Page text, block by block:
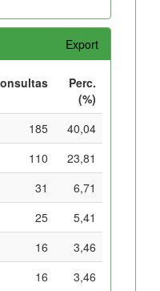
Export
Perc.
(%)
185
40,04
110
23,81
31
6,71
25
5,41
16
3,46
16
3,46